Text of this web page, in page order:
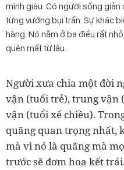
mình giàu. Có người sống giản
từng vướng bụi trần. Sự khác
hàng. Nó nằm ở ba điều rất
quên mất từ lâu.
Người xưa chia một đời
vận (tuổi trẻ), trung vận
vận (tuổi xế chiều).
quãng quan trọng nhất,
mà vì nó là quãng mà
trước sẽ đơm hoa kết